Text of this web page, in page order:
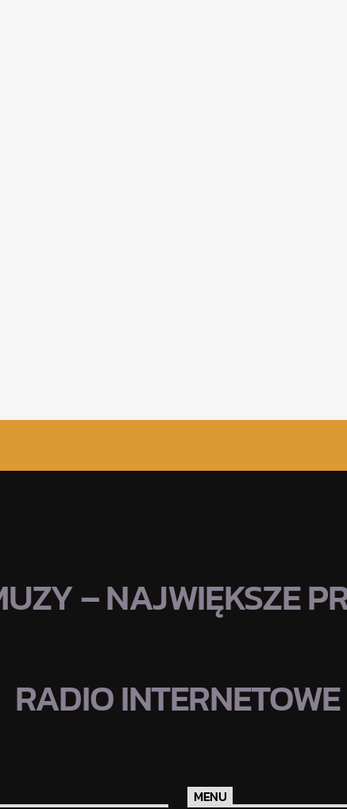
– NAJWIĘKSZE
RADIO INTERNETOWE
MENU